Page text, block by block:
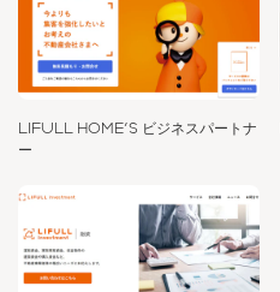
LIFULL HOME'S ビジネスパートナ
ー